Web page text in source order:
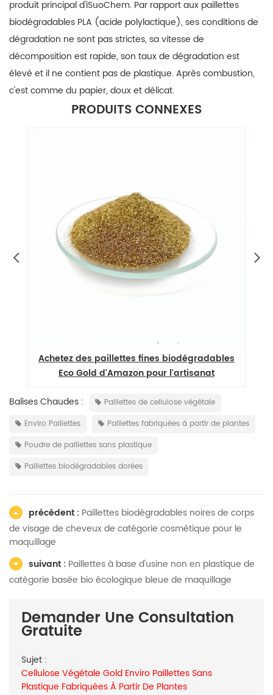
produit principal d'iSuoChem. Par rapport aux paillettes
biodégradables PLA (acide polylactique), ses conditions de
dégradation ne sont pas strictes, sa vitesse de
décomposition est rapide, son taux de dégradation est
élevé et il ne contient pas de plastique. Après combustion,
c'est comme du papier, doux et délicat.
PRODUITS CONNEXES
Achetez des paillettes fines biodégradables
Eco Gold d'Amazon pour l'artisanat
Balises Chaudes :
Paillettes de cellulose végétale
Enviro Paillettes
Paillettes fabriquées à partir de plantes
Poudre de paillettes sans plastique
Paillettes biodégradables dorées
précédent : Paillettes biodégradables noires de corps
de visage de cheveux de catégorie cosmétique pour le
maquillage
suivant : Paillettes à base d'usine non en plastique de
catégorie basée bio écologique bleue de maquillage
Demander Une Consultation
Gratuite
Sujet :
Cellulose Végétale Gold Enviro Paillettes Sans
Plastique Fabriquées À Partir De Plantes